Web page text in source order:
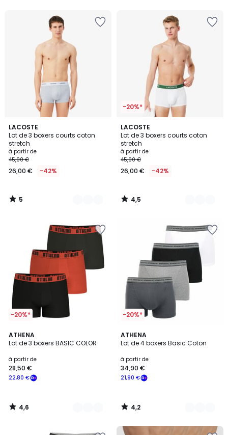
LACOSTE
Lot de 3 boxers courts coton
stretch
à partir de
45,00 €
26,00 € -42%
5
/
5
6
Couleurs
5
/
-20%*
LACOSTE
Lot de 3 boxers courts coton
stretch
à partir de
45,00 €
26,00 € -42%
4,5
/ 5
7
Couleurs
4,5
/
-20%*
ATHENA
Lot de 3 boxers BASIC COLOR
à partir de
22,80 €
28,50 €
4,6
/ 5
4
Couleurs
4,6
/
-20%*
ATHENA
Lot de 4 boxers Basic Coton
à partir de
21,90 €
34,90 €
4,2
/ 5
5
Couleurs
4,2
/